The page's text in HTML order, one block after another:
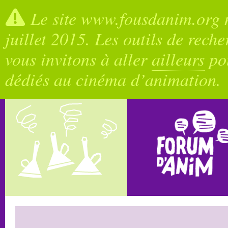
Le site
juillet 2015. Les outils de
vous invitons à allerailleurs
dédiés au cinéma d’animation.